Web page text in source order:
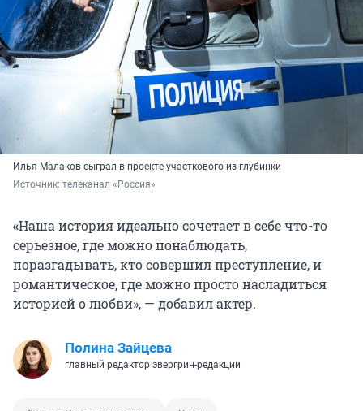
Илья Малаков сыграл в проекте участкового из глубинки
Источник: телеканал «Россия»
«Наша история идеально сочетает в себе что-то
серьезное, где можно понаблюдать,
поразгадывать, кто совершил преступление, и
романтическое, где можно просто насладиться
историей о любви», — добавил актер.
Полина Зайцева
главный редактор эвергрин-редакции